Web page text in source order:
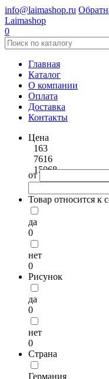
info@laimashop.ru
Laimashop
0
Главная
Каталог
О компании
Оплата
Доставка
Контакты
Цена
163
7616
15068
от
Товар относится
да
0
нет
0
Рисунок
да
0
нет
0
Страна
Германия